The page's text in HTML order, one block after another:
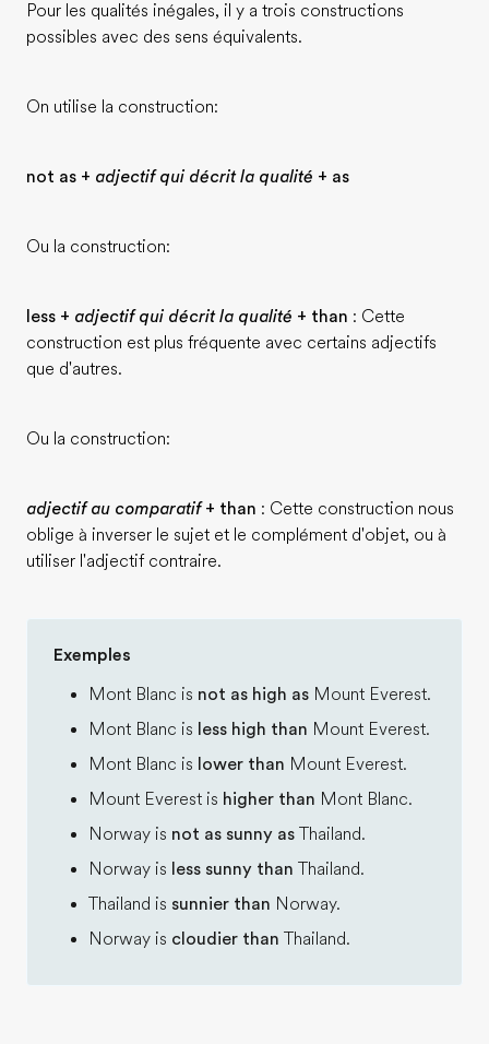
Pour les qualités inégales, il y a trois constructions
possibles avec des sens équivalents.
On utilise la construction:
not as + adjectif qui décrit la qualité + as
Ou la construction:
less + adjectif qui décrit la qualité + than : Cette
construction est plus fréquente avec certains adjectifs
que d'autres.
Ou la construction:
adjectif au comparatif+ than : Cette construction nous
oblige à inverser le sujet et le complément d'objet, ou à
utiliser l'adjectif contraire.
Exemples
Mont Blanc is not as high as Mount Everest.
Mont Blanc is less high than Mount Everest.
Mont Blanc is lower than Mount Everest.
Mount Everest is higher than Mont Blanc.
Norway is not as sunny as Thailand.
Norway is less sunny than Thailand.
Thailand is sunnier than Norway.
Norway is cloudier than Thailand.